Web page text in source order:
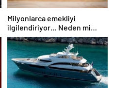
Milyonlarca emekliyi
ilgilendiriyor… Neden mi
düşük maaş alıyorsunuz?
Uzmanlar anlattı